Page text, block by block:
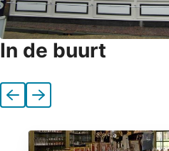
In de buurt
VorigeVolgende